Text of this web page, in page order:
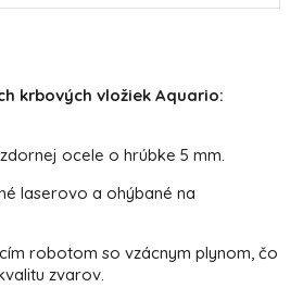
krbových vložiek Aquario:
ocele o hrúbke 5 mm.
laserovo a ohýbané na
robotom so vzácnym plynom, čo
zvarov.